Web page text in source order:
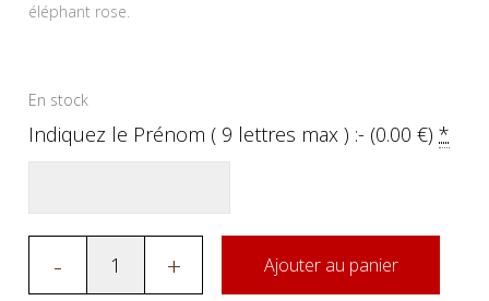
éléphant rose.
En stock
Indiquez le Prénom ( 9 lettres max ) :- (0.00€)*
- + Ajouter au panier